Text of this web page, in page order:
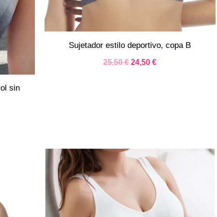
sin
Sujetador estilo deportivo, copa B
25,50€ 24,50€
precio
original
27,50 €.
El
precio
actual
es:
22,95 €.